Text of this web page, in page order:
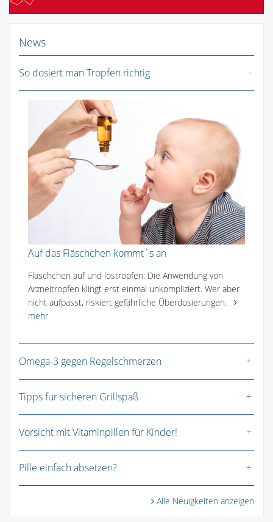
News
So dosiert man Tropfen richtig
Auf das Fläschchen kommt´s an
Fläschchen auf und lostropfen: Die Anwendung von
Arzneitropfen klingt erst einmal unkompliziert. Wer aber
nicht aufpasst, riskiert gefährliche Überdosierungen.
mehr
Omega-3 gegen Regelschmerzen
Tipps für sicheren Grillspaß
Vorsicht mit Vitaminpillen für Kinder!
Pille einfach absetzen?
Alle Neuigkeiten anzeigen